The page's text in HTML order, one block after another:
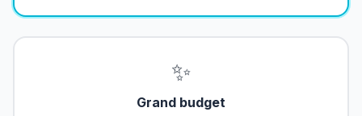
✨
Grand budget